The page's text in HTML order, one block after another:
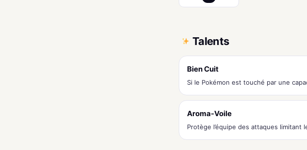
Talents
Bien Cuit
Si le Pokémon est touché par une
Aroma-Voile
Protège l’équipe des attaques limitant